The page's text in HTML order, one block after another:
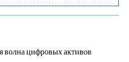
волна цифровых активов